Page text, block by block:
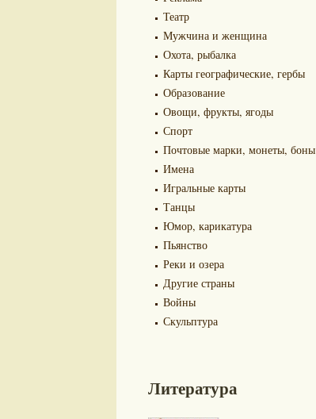
Театр
Мужчина и женщина
Охота, рыбалка
Карты географические, гербы
Образование
Овощи, фрукты, ягоды
Спорт
Почтовые марки, монеты, боны
Имена
Игральные карты
Танцы
Юмор, карикатура
Пьянство
Реки и озера
Другие страны
Войны
Скульптура
Литература